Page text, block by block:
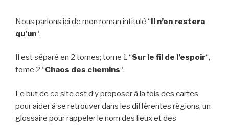
Nous parlons ici de mon roman intitulé “Il n’en restera
qu’un“.
Il est séparé en 2 tomes; tome 1 “Sur le fil de l’espoir“,
tome 2 “Chaos des chemins“.
Le but de ce site est d’y proposer à la fois des cartes
pour aider à se retrouver dans les différentes régions, un
glossaire pour rappeler le nom des lieux et des